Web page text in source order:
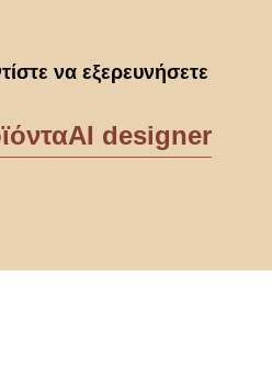
να εξερευνήσετε
AI designer